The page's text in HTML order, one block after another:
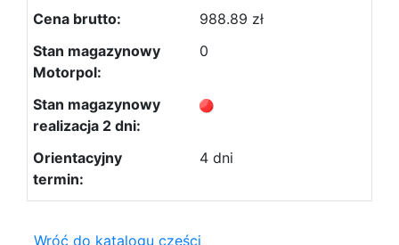
988.89 zł
0
4 dni
Wróć do katalogu części